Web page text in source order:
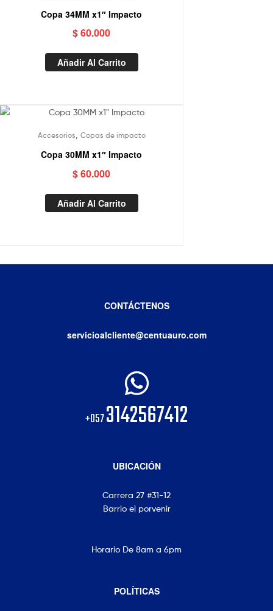
Copa 34MM x1″ Impacto
$60.000
Añadir Al Carrito
Accesorios Copas de impacto
Copa 30MM x1″ Impacto
$60.000
Añadir Al Carrito
CONTÁCTENOS
servicioalcliente@centuauro.com
+0573142567412
UBICACIÓN
Carrera 27 #31-12
Barrio el porvenir
Horario De 8am a 6pm
POLÍTICAS